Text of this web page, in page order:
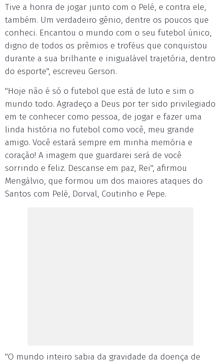
Tive a honra de jogar junto com o Pelé, e contra ele,
também. Um verdadeiro gênio, dentre os poucos que
conheci. Encantou o mundo com o seu futebol único,
digno de todos os prêmios e troféus que conquistou
durante a sua brilhante e inigualável trajetória, dentro
do esporte", escreveu Gerson.
"Hoje não é só o futebol que está de luto e sim o
mundo todo. Agradeço a Deus por ter sido privilegiado
em te conhecer como pessoa, de jogar e fazer uma
linda história no futebol como você, meu grande
amigo. Você estará sempre em minha memória e
coração! A imagem que guardarei será de você
sorrindo e feliz. Descanse em paz, Rei", afirmou
Mengálvio, que formou um dos maiores ataques do
Santos com Pelé, Dorval, Coutinho e Pepe.
"O mundo inteiro sabia da gravidade da doença de